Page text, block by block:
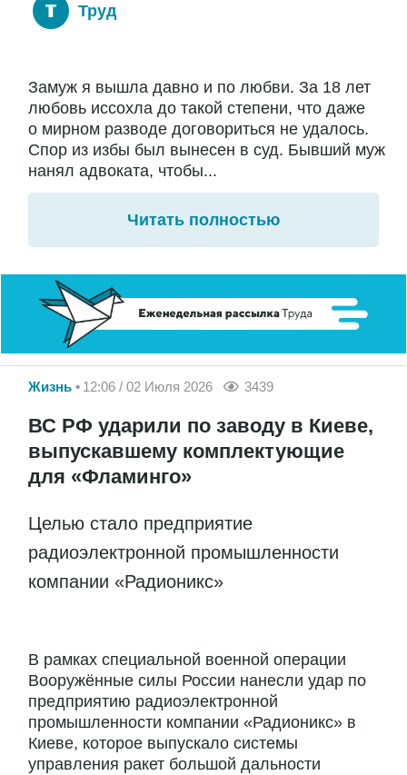
Труд
Замуж я вышла давно и по любви. За 18 лет
любовь иссохла до такой степени, что даже
о мирном разводе договориться не удалось.
Спор из избы был вынесен в суд. Бывший муж
нанял адвоката, чтобы...
Читать полностью
Жизнь 12:06 / 02 Июля 2026 3439
ВС РФ ударили по заводу в Киеве,
выпускавшему комплектующие
для «Фламинго»
Целью стало предприятие
радиоэлектронной промышленности
компании «Радионикс»
В рамках специальной военной операции
Вооружённые силы России нанесли удар по
предприятию радиоэлектронной
промышленности компании «Радионикс» в
Киеве, которое выпускало системы
управления ракет большой дальности